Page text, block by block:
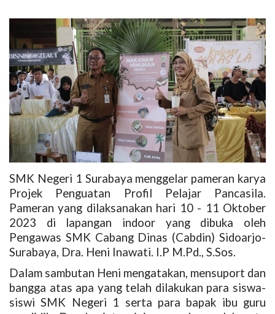
SMK Negeri 1 Surabaya menggelar pameran karya
Projek Penguatan Profil Pelajar Pancasila.
Pameran yang dilaksanakan hari 10 - 11 Oktober
2023 di lapangan indoor yang dibuka oleh
Pengawas SMK Cabang Dinas (Cabdin) Sidoarjo-
Surabaya, Dra. Heni Inawati. I.P M.Pd., S.Sos.
Dalam sambutan Heni mengatakan, mensuport dan
bangga atas apa yang telah dilakukan para siswa-
siswi SMK Negeri 1 serta para bapak ibu guru